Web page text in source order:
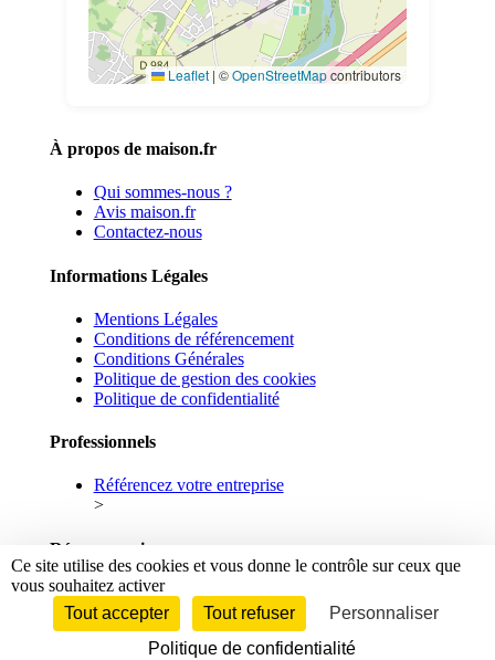
Leaflet | ©OpenStreetMapcontributors
À propos de maison.fr
Qui sommes-nous ?
Avis maison.fr
Contactez-nous
Informations Légales
Mentions Légales
Conditions de référencement
Conditions Générales
Politique de gestion des cookies
Politique de confidentialité
Professionnels
Référencez votre entreprise
>
Réseaux sociaux
Facebook
Linkedin
© 2026 maison.fr - Tous droits réservés.
Ce site utilise des cookies et vous donne le contrôle sur ceux que
vous souhaitez activer
Tout accepter
Tout refuser
Personnaliser
Politique de confidentialité